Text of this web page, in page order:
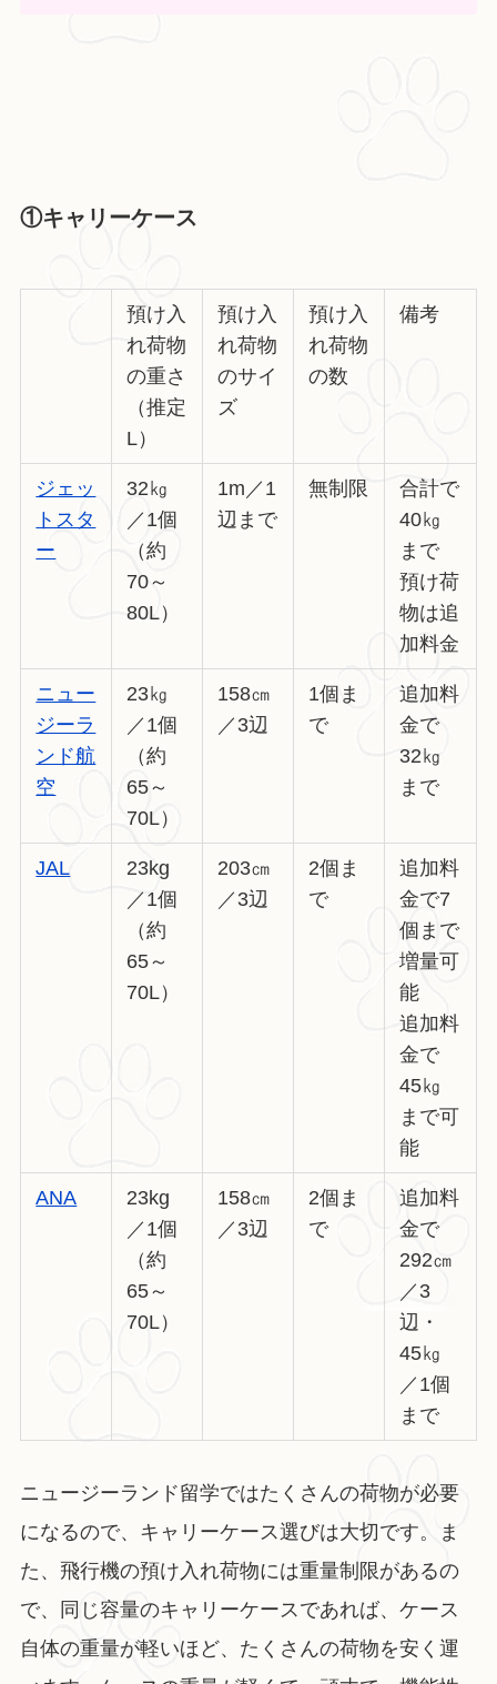
①キャリーケース
預け入
れ荷物
の重さ
（推定
L）
預け入
れ荷物
のサイ
ズ
預け入
れ荷物
の数
備考
ジェッ
トスタ
ー
32㎏
／1個
（約
70～
80L）
1m／1
辺まで
無制限
合計で
40㎏
まで
預け荷
物は追
加料金
ニュー
ジーラ
ンド航
空
23㎏
／1個
（約
65～
70L）
158㎝
／3辺
1個ま
で
追加料
金で
32㎏
まで
JAL
23kg
／1個
（約
65～
70L）
203㎝
／3辺
2個ま
で
追加料
金で7
個まで
増量可
能
追加料
金で
45㎏
まで可
能
ANA
23kg
／1個
（約
65～
70L）
158㎝
／3辺
2個ま
で
追加料
金で
292㎝
／3
辺・
45㎏
／1個
まで
ニュージーランド留学ではたくさんの荷物が必要
になるので、キャリーケース選びは大切です。ま
た、飛行機の預け入れ荷物には重量制限があるの
で、同じ容量のキャリーケースであれば、ケース
自体の重量が軽いほど、たくさんの荷物を安く運